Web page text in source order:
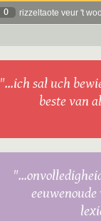
0 rizzeltaote veur 't
"...ich sal uch
beste van